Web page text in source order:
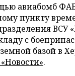
авиабомб
пункту
ВСУ
с
базой в
.